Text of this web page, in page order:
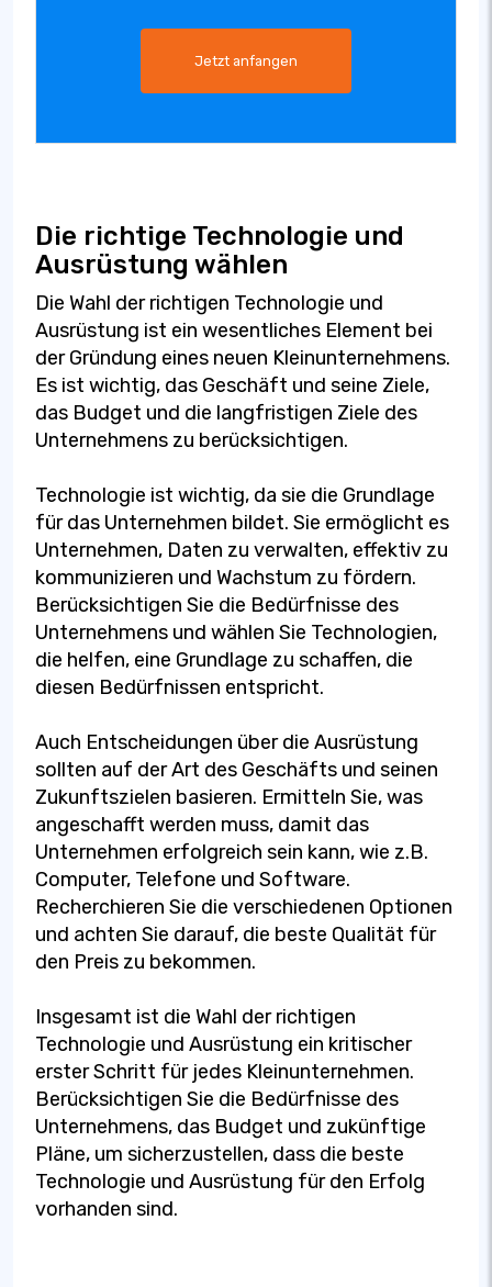
Jetzt anfangen
Die richtige Technologie und
Ausrüstung wählen
Die Wahl der richtigen Technologie und
Ausrüstung ist ein wesentliches Element bei
der Gründung eines neuen Kleinunternehmens.
Es ist wichtig, das Geschäft und seine Ziele,
das Budget und die langfristigen Ziele des
Unternehmens zu berücksichtigen.
Technologie ist wichtig, da sie die Grundlage
für das Unternehmen bildet. Sie ermöglicht es
Unternehmen, Daten zu verwalten, effektiv zu
kommunizieren und Wachstum zu fördern.
Berücksichtigen Sie die Bedürfnisse des
Unternehmens und wählen Sie Technologien,
die helfen, eine Grundlage zu schaffen, die
diesen Bedürfnissen entspricht.
Auch Entscheidungen über die Ausrüstung
sollten auf der Art des Geschäfts und seinen
Zukunftszielen basieren. Ermitteln Sie, was
angeschafft werden muss, damit das
Unternehmen erfolgreich sein kann, wie z.B.
Computer, Telefone und Software.
Recherchieren Sie die verschiedenen Optionen
und achten Sie darauf, die beste Qualität für
den Preis zu bekommen.
Insgesamt ist die Wahl der richtigen
Technologie und Ausrüstung ein kritischer
erster Schritt für jedes Kleinunternehmen.
Berücksichtigen Sie die Bedürfnisse des
Unternehmens, das Budget und zukünftige
Pläne, um sicherzustellen, dass die beste
Technologie und Ausrüstung für den Erfolg
vorhanden sind.